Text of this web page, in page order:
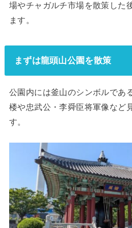
場やチャガルチ市場を散策した
ます。
まずは龍頭山公園を散策
公園内には釜山のシンボルであ
楼や忠武公・李舜臣将軍像など
す。